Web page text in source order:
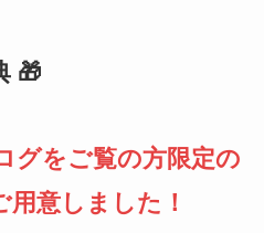
🎁
グをご覧の方限定の
用意しました！